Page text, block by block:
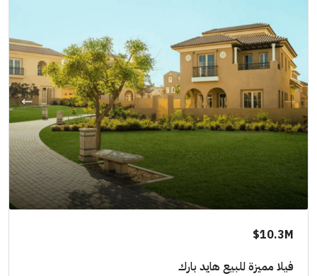
10.3M$
فيلا مميزة للبيع هايد بارك